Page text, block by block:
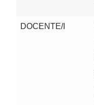
DOCENTE/I